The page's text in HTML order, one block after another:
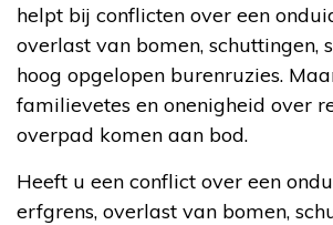
helpt bij conflicten over een
overlast van bomen, schuttingen,
hoog opgelopen burenruzies.
familievetes en onenigheid over
overpad komen aan bod.
Heeft u een conflict over een
erfgrens, overlast van bomen,